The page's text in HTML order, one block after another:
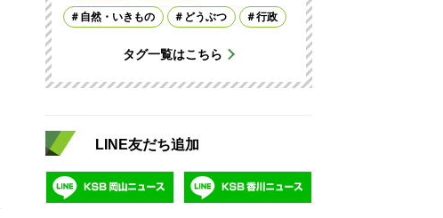
自然・いきもの どうぶつ 行政
タグ一覧はこちら
LINE友だち追加